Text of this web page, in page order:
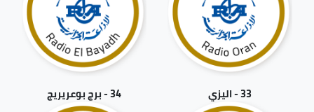
33 - اليزي 34 - برج بوعريريج